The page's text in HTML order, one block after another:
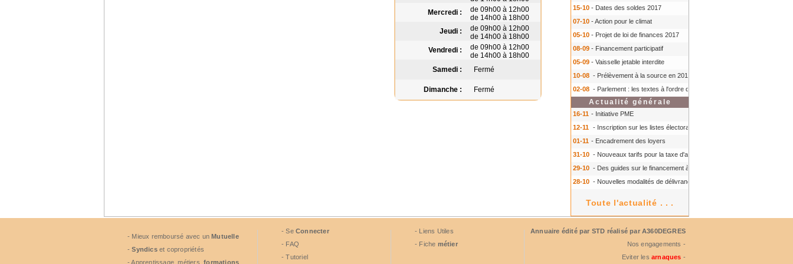
15-10 - Dates des soldes 2017
07-10 - Action pour le climat
05-10 - Projet de loi de finances 2017
08-09 - Financement participatif
05-09 - Vaisselle jetable interdite
10-08 - Prélèvement à la source en 2018
02-08 - Parlement : les textes à l'ordre du jour à l'automne 2016
Actualité générale
16-11 - Initiative PME
12-11 - Inscription sur les listes électorales : comment faire ?
01-11 - Encadrement des loyers
31-10 - Nouveaux tarifs pour la taxe d'aéroport
29-10 - Des guides sur le financement à court terme des TPE
28-10 - Nouvelles modalités de délivrance du Certiphyto
Toute l'actualité . . .
Mercredi :
de 09h00 à 12h00
de 14h00 à 18h00
Jeudi :
de 09h00 à 12h00
de 14h00 à 18h00
Vendredi :
de 09h00 à 12h00
de 14h00 à 18h00
Samedi :
Fermé
Dimanche : Fermé
- Mieux remboursé avec unMutuelle
-Syndicset copropriétés
- Apprentissage, métiers,formations
- Se Connecter
- FAQ
- Tutoriel
- Liens Utiles
- Fiche métier
Annuaire édité par STD réalisé par A360DEGRES
Nos engagements -
Eviter les arnaques -